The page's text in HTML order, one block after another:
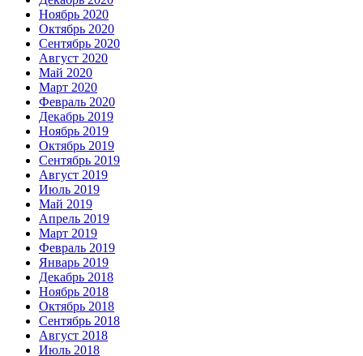
Ноябрь 2020
Октябрь 2020
Сентябрь 2020
Август 2020
Май 2020
Март 2020
Февраль 2020
Декабрь 2019
Ноябрь 2019
Октябрь 2019
Сентябрь 2019
Август 2019
Июль 2019
Май 2019
Апрель 2019
Март 2019
Февраль 2019
Январь 2019
Декабрь 2018
Ноябрь 2018
Октябрь 2018
Сентябрь 2018
Август 2018
Июль 2018